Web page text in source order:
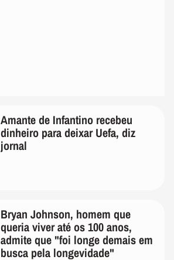
Amante de Infantino recebeu
dinheiro para deixar Uefa, diz
jornal
Bryan Johnson, homem que
queria viver até os 100 anos,
admite que "foi longe demais em
busca pela longevidade"